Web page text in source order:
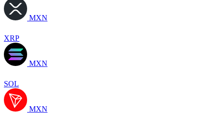
MXN
XRP
MXN
SOL
MXN